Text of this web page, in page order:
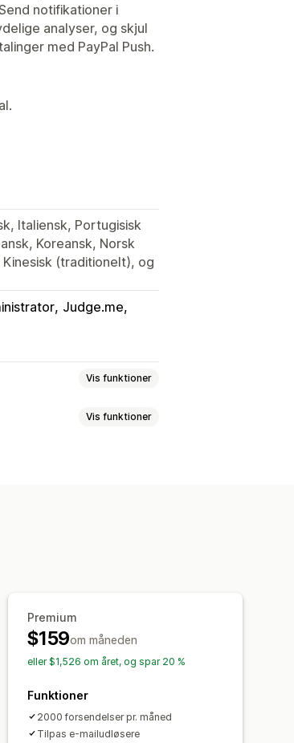
notifikationer i
analyser, og skjul
med PayPal Push.
Italiensk, Portugisisk
Koreansk, Norsk
(traditionelt), og
Judge.me
Vis funktioner
Vis funktioner
Premium
$159om måneden
eller $1,526 om året, og spar 20 %
Funktioner
2000 forsendelser pr. måned
Tilpas e-mailudløsere